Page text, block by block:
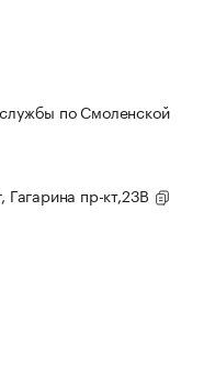
по Смоленской
пр-кт,23В